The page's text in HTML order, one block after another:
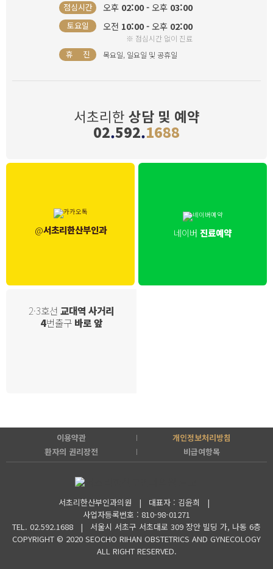
점심시간 오후 02:00 -오후 03:00
토요일 오전 10:00 -오후 02:00
※ 점심시간 없이 진료
휴 진 목요일, 일요일 및 공휴일
서초리한 상담 및 예약
02.592.1688
@서초리한산부인과 네이버 진료예약
2·3호선 교대역 사거리
4번출구 바로 앞
이용약관
개인정보처리방침
환자의 권리장전
비급여항목
서초리한산부인과의원 | 대표자 : 김윤희 |
사업자등록번호 : 810-98-01271
TEL. 02.592.1688 | 서울시 서초구 서초대로 309 장안 빌딩 가, 나동 6층
COPYRIGHT © 2020 SEOCHO RIHAN OBSTETRICS AND GYNECOLOGY
ALL RIGHT RESERVED.